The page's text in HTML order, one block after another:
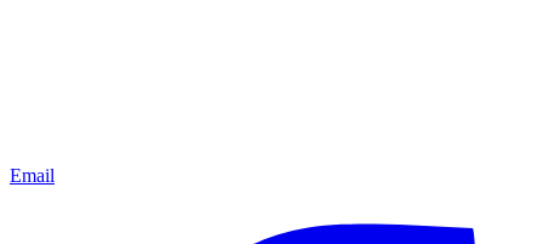
Email